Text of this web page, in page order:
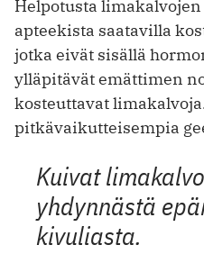
Helpotusta
apteekista saatavilla
jotka eivät sisällä
ylläpitävät emättimen
kosteuttavat
pitkävaikutteisempia
Kuivat
yhdynnästä
kivuliasta.